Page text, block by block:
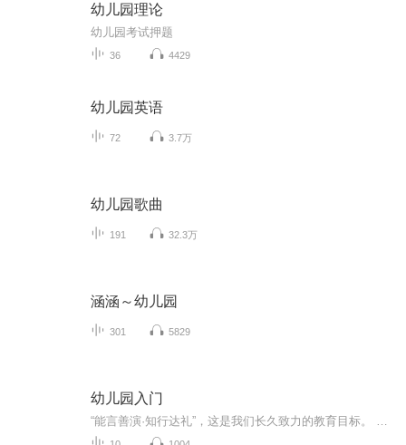
幼儿园理论
幼儿园考试押题
36 4429
幼儿园英语
72 3.7万
幼儿园歌曲
191 32.3万
涵涵～幼儿园
301 5829
幼儿园入门